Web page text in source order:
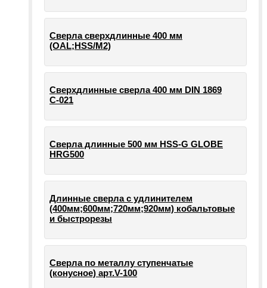
Сверла сверхдлинные 400 мм
(OAL;HSS/M2)
Сверхдлинные сверла 400 мм DIN 1869
С-021
Сверла длинные 500 мм HSS-G GLOBE
HRG500
Длинные сверла с удлинителем
(400мм;600мм;720мм;920мм) кобальтовые
и быстрорезы
Сверла по металлу ступенчатые
(конусное) арт.V-100